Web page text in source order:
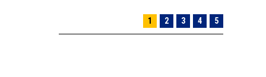
1 2 3 4 5